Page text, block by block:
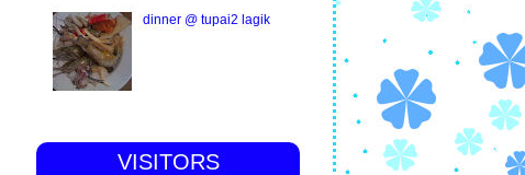
dinner @ tupai2 lagik
VISITORS